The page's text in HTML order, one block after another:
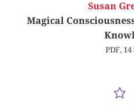
Susan
Magical
PDF,